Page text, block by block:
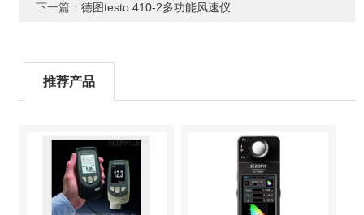
下一篇： 德图testo 410-2多功能风速仪
推荐产品